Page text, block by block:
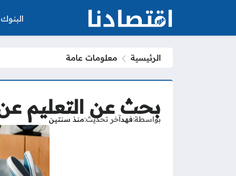
الرئيسية معلومات عامة
بحث عن التعليم
بواسطة فهدآخر تحديث منذ سنتين